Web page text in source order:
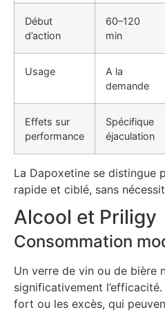
Début
d’action
60–120
min
Usage
A la
demande
Effets sur
performance
Spécifique
éjaculation
La Dapoxetine se distingue
rapide et ciblé, sans
Alcool et Priligy
Consommation
Un verre de vin ou de bière
significativement
fort ou les excès, qui